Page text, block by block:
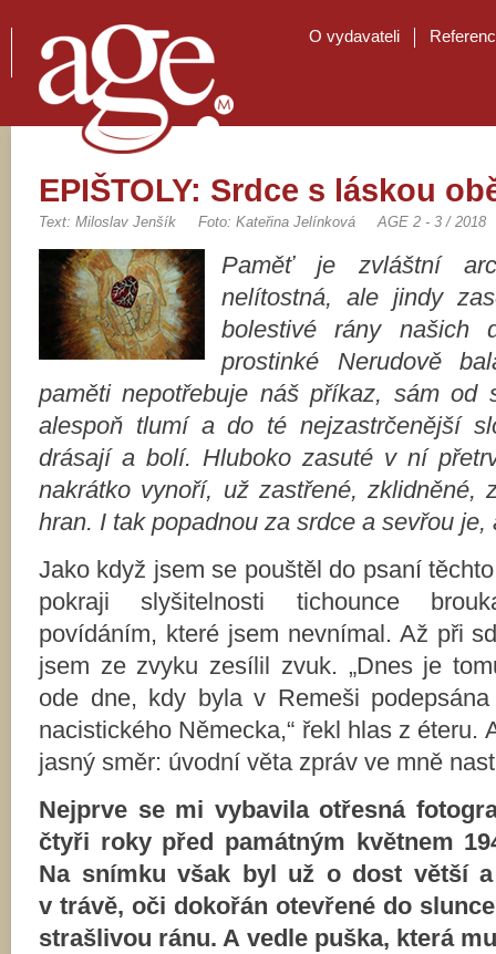
O vydavateli
EPIŠTOLY: Srdce s láskou
Text: Miloslav Jenšík Foto: Kateřina Jelínková AGE 2 - 3 / 2018
Paměť je zvláštní
nelítostná, ale jindy
bolestivé rány našich
prostinké Nerudově
paměti nepotřebuje náš příkaz, sám od
alespoň tlumí a do té nejzastrčenější
drásají a bolí. Hluboko zasuté v ní
nakrátko vynoří, už zastřené, zklidněné,
hran. I tak popadnou za srdce a sevřou
Jako když jsem se pouštěl do psaní
pokraji slyšitelnosti tichounce
povídáním, které jsem nevnímal. Až při
jsem ze zvyku zesílil zvuk. „Dnes je
ode dne, kdy byla v Remeši
nacistického Německa,“ řekl hlas z éteru.
jasný směr: úvodní věta zpráv ve mně
Nejprve se mi vybavila otřesná
čtyři roky před památným květnem
Na snímku však byl už o dost větší a
v trávě, oči dokořán otevřené do
strašlivou ránu. A vedle puška, která